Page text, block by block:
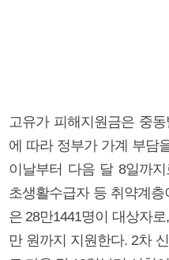
고유가 피해지원금은 중
에 따라 정부가 가계 부담
이날부터 다음 달 8일까
초생활수급자 등 취약계
은 28만1441명이 대상자
만 원까지 지원한다. 2차